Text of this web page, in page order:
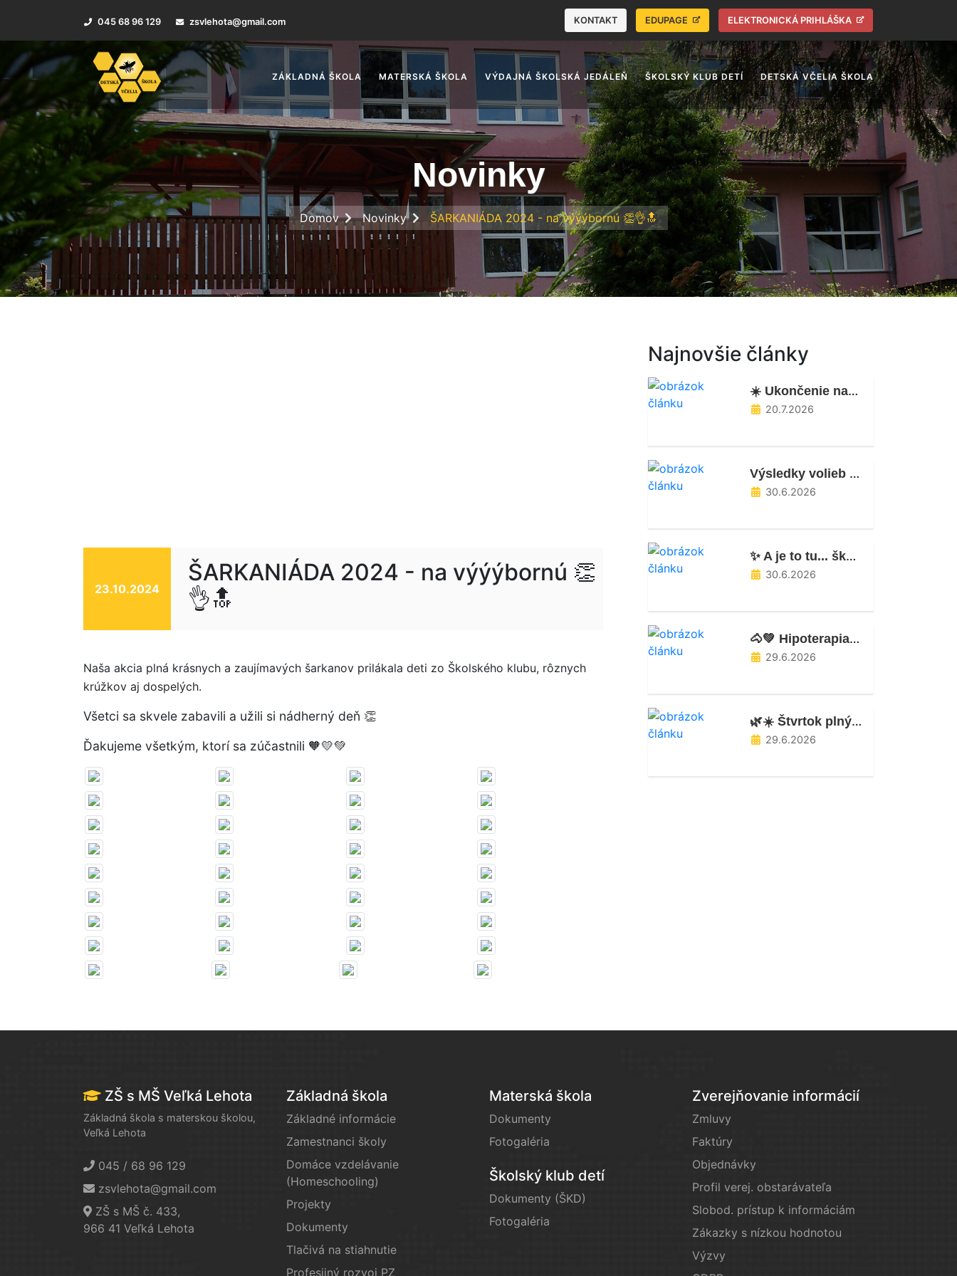
045 68 96 129 zsvlehota@gmail.com KONTAKT EDUPAGE ELEKTRONICKÁ PRIHLÁŠKA
ZÁKLADNÁ ŠKOLA MATERSKÁ ŠKOLA VÝDAJNÁ ŠKOLSKÁ JEDÁLEŇ ŠKOLSKÝ KLUB DETÍ DETSKÁ VČELIA ŠKOLA
Novinky
Domov Novinky ŠARKANIÁDA 2024 - na výýýbornú 👏👌🔝
23.10.2024
ŠARKANIÁDA 2024 - na výýýbornú 👏
👌🔝
Naša akcia plná krásnych a zaujímavých šarkanov prilákala deti zo Školského klubu, rôznych
krúžkov aj dospelých.
Všetci sa skvele zabavili a užili si nádherný deň 👏
Ďakujeme všetkým, ktorí sa zúčastnili 🧡💛💚
Najnovšie články
☀️ Ukončenie našej letnej škôlky
20.7.2026
Výsledky volieb do rady školy
30.6.2026
✨ A je to tu... školský rok 2025/2026 je úspešne za nami!🥳✨
30.6.2026
🐴💚 Hipoterapia v našom ŠKD 💚🐴
29.6.2026
🌿☀️ Štvrtok plný dobrodružstva, pohybu a nových poznatkov! ☀️🌿
29.6.2026
ZŠ s MŠ Veľká Lehota
Základná škola s materskou školou,
Veľká Lehota
045 / 68 96 129
zsvlehota@gmail.com
ZŠ s MŠ č. 433,
966 41 Veľká Lehota
Základná škola
Základné informácie
Zamestnanci školy
Domáce vzdelávanie
(Homeschooling)
Projekty
Dokumenty
Tlačivá na stiahnutie
Profesijný rozvoj PZ
Materská škola
Dokumenty
Fotogaléria
Školský klub detí
Dokumenty (ŠKD)
Fotogaléria
Zverejňovanie informácií
Zmluvy
Faktúry
Objednávky
Profil verej. obstarávateľa
Slobod. prístup k informáciám
Zákazky s nízkou hodnotou
Výzvy